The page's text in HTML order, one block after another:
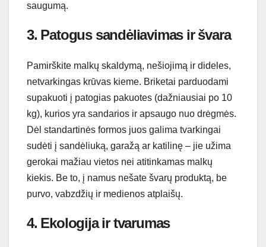
saugumą.
3. Patogus sandėliavimas ir švara
Pamirškite malkų skaldymą, nešiojimą ir dideles,
netvarkingas krūvas kieme. Briketai parduodami
supakuoti į patogias pakuotes (dažniausiai po 10
kg), kurios yra sandarios ir apsaugo nuo drėgmės.
Dėl standartinės formos juos galima tvarkingai
sudėti į sandėliuką, garažą ar katilinę – jie užima
gerokai mažiau vietos nei atitinkamas malkų
kiekis. Be to, į namus nešate švarų produktą, be
purvo, vabzdžių ir medienos atplaišų.
4. Ekologija ir tvarumas